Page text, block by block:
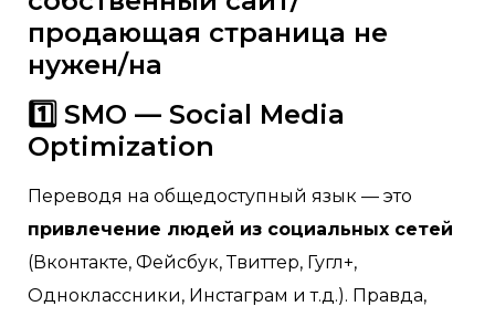
продающая страница не
нужен/на
1️⃣ SMO — Social Media
Optimization
Переводя на общедоступный язык — это
привлечение людей из социальных сетей
(Вконтакте, Фейсбук, Твиттер, Гугл+,
Одноклассники, Инстаграм и т.д.). Правда,